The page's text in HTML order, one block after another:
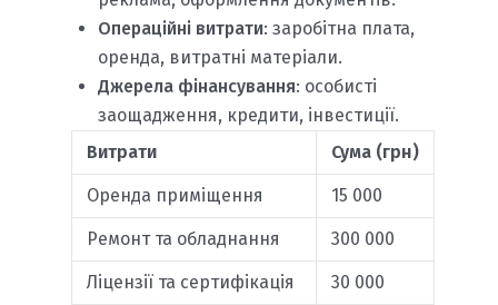
Операційні витрати: заробітна плата,
оренда, витратні матеріали.
Джерела фінансування: особисті
заощадження, кредити, інвестиції.
Витрати
Сума (грн)
Оренда приміщення 15 000
Ремонт та обладнання 300 000
Ліцензії та сертифікація 30 000